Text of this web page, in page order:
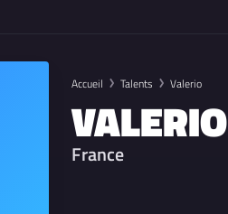
Accueil Talents Valerio
VALERIO
France